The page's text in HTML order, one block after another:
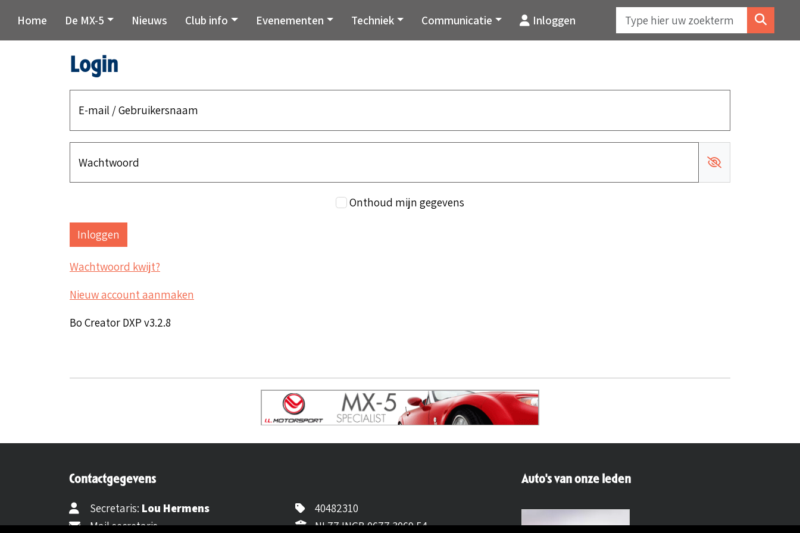
Home De MX-5 Nieuws Club info Evenementen Techniek Communicatie Inloggen
Login
E-mail / Gebruikersnaam
Wachtwoord
Onthoud mijn gegevens
Wachtwoord kwijt?
Nieuw account aanmaken
Bo Creator DXP v3.2.8
Contactgegevens
Secretaris: Lou Hermens
Mail secretaris
40482310
NL77 INGB 0677 3069 54
Auto's van onze leden